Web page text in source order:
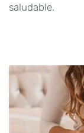
saludable.